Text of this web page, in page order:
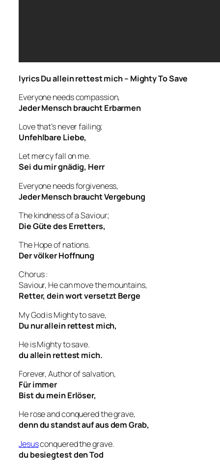
lyrics Du allein rettest mich – Mighty To Save
Everyone needs compassion,
Jeder Mensch braucht Erbarmen
Love that’s never failing;
Unfehlbare Liebe,
Let mercy fall on me.
Sei du mir gnädig, Herr
Everyone needs forgiveness,
Jeder Mensch braucht Vergebung
The kindness of a Saviour;
Die Güte des Erretters,
The Hope of nations.
Der völker Hoffnung
Chorus :
Saviour, He can move the mountains,
Retter, dein wort versetzt Berge
My God is Mighty to save,
Du nur allein rettest mich,
He is Mighty to save.
du allein rettest mich.
Forever, Author of salvation,
Für immer
Bist du mein Erlöser,
He rose and conquered the grave,
denn du standst auf aus dem Grab,
Jesusconquered the grave.
du besiegtest den Tod